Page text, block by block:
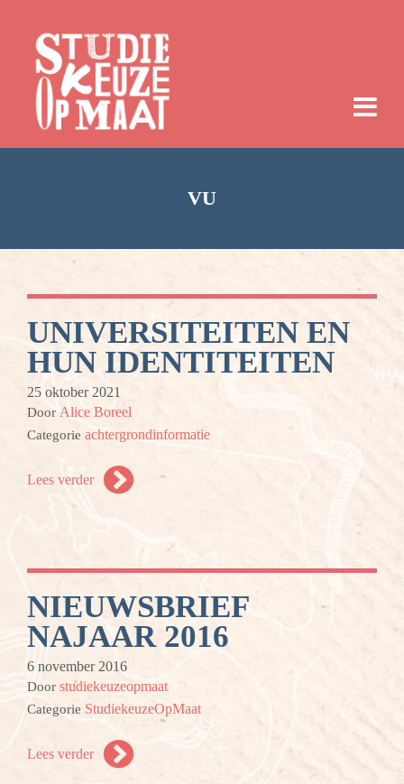
VU
UNIVERSITEITEN EN
HUN IDENTITEITEN
25 oktober 2021
Door Alice Boreel
Categorie achtergrondinformatie
Lees verder
NIEUWSBRIEF
NAJAAR 2016
6 november 2016
Door studiekeuzeopmaat
Categorie StudiekeuzeOpMaat
Lees verder